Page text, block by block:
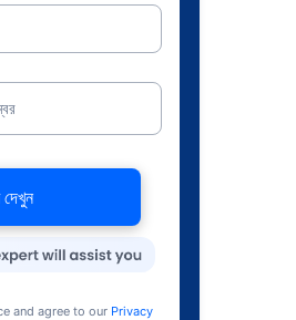
and agree to our Privacy